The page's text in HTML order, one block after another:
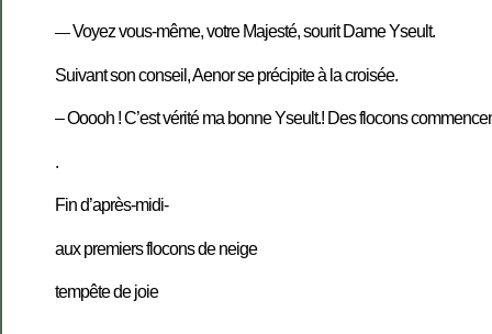
—Voyez vous-même, votre Majesté, sourit Dame Yseult.
Suivant son conseil, Aenor se précipite à la croisée.
– Ooooh ! C’est vérité ma bonne Yseult.! Des flocons
.
Fin d’après-midi-
aux premiers flocons de neige
tempête de joie